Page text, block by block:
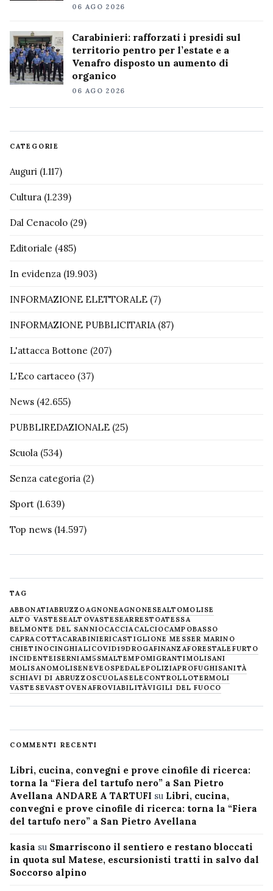
06 AGO 2026
Carabinieri: rafforzati i presidi sul
territorio pentro per l’estate e a
Venafro disposto un aumento di
organico
06 AGO 2026
CATEGORIE
Auguri (1.117)
Cultura (1.239)
Dal Cenacolo (29)
Editoriale (485)
In evidenza (19.903)
INFORMAZIONE ELETTORALE (7)
INFORMAZIONE PUBBLICITARIA(87)
L'attacca Bottone (207)
L'Eco cartaceo (37)
News (42.655)
PUBBLIREDAZIONALE (25)
Scuola (534)
Senza categoria (2)
Sport (1.639)
Top news (14.597)
TAG
ABBONATIABRUZZOAGNONEAGNONESEALTOMOLISE
ALTO VASTESEALTOVASTESEARRESTOATESSA
BELMONTE DEL SANNIOCACCIACALCIOCAMPOBASSO
CAPRACOTTACARABINIERICASTIGLIONE MESSER MARINO
CHIETINOCINGHIALICOVID19DROGAFINANZAFORESTALE FURTO
INCIDENTEISERNIAM5SMALTEMPOMIGRANTIMOLISANI
MOLISANOMOLISENEVE OSPEDALEPOLIZIAPROFUGHISANITÀ
SCHIAVI DI ABRUZZOSCUOLASELECONTROLLOTERMOLI
VASTESEVASTOVENAFROVIABILITÀVIGILI DEL FUOCO
COMMENTI RECENTI
Libri, cucina, convegni e prove cinofile di ricerca:
torna la “Fiera del tartufo nero” a San Pietro
Avellana ANDARE A TARTUFI su Libri, cucina,
convegni e prove cinofile di ricerca: torna la “Fiera
del tartufo nero” a San Pietro Avellana
kasia su Smarriscono il sentiero e restano bloccati
in quota sul Matese, escursionisti tratti in salvo dal
Soccorso alpino